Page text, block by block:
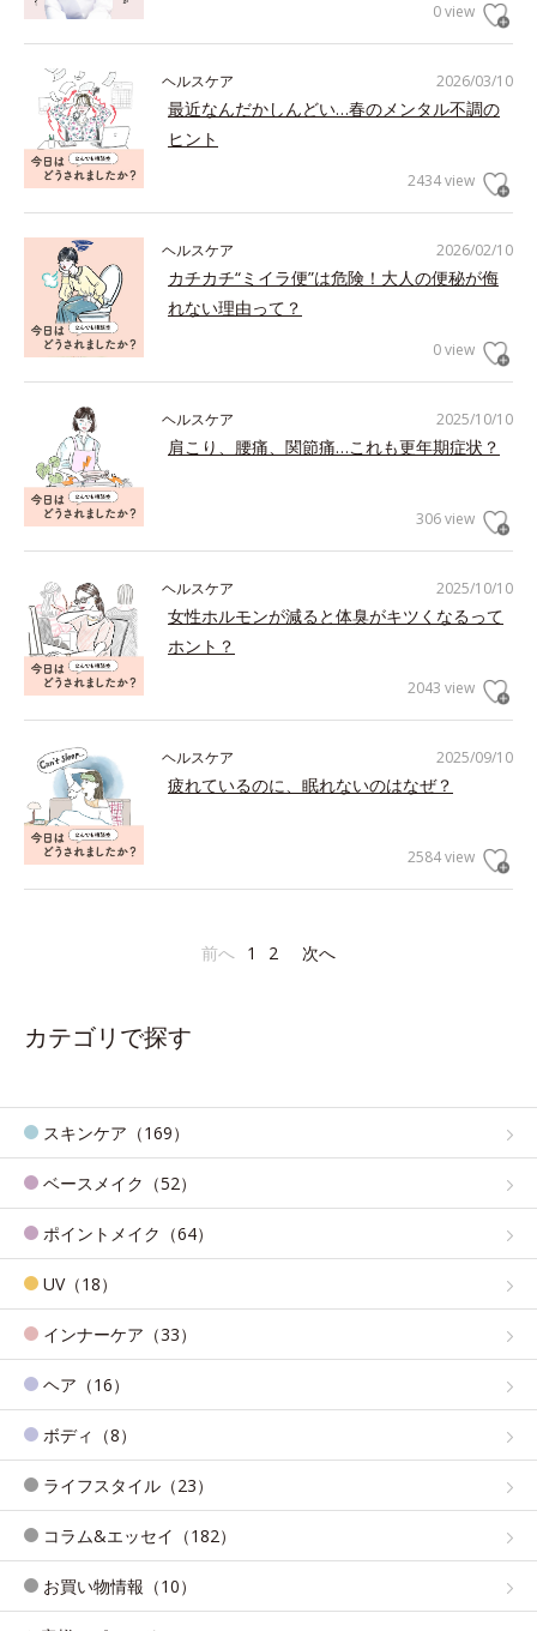
0 view
2026/03/10
ヘルスケア
最近なんだかしんどい…春のメンタル不調の
ヒント
2434 view
2026/02/10
ヘルスケア
カチカチ“ミイラ便”は危険！大人の便秘が侮
れない理由って？
0 view
2025/10/10
ヘルスケア
肩こり、腰痛、関節痛…これも更年期症状？
306 view
2025/10/10
ヘルスケア
女性ホルモンが減ると体臭がキツくなるって
ホント？
2043 view
2025/09/10
ヘルスケア
疲れているのに、眠れないのはなぜ？
2584 view
前へ 1 2 次へ
カテゴリで探す
スキンケア（169）
ベースメイク（52）
ポイントメイク（64）
UV（18）
インナーケア（33）
ヘア（16）
ボディ（8）
ライフスタイル（23）
コラム&エッセイ（182）
お買い物情報（10）